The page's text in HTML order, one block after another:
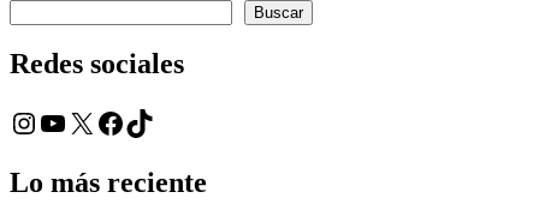
Buscar
Redes sociales
Instagram
YouTube
X Facebook
TikTok
Lo más reciente